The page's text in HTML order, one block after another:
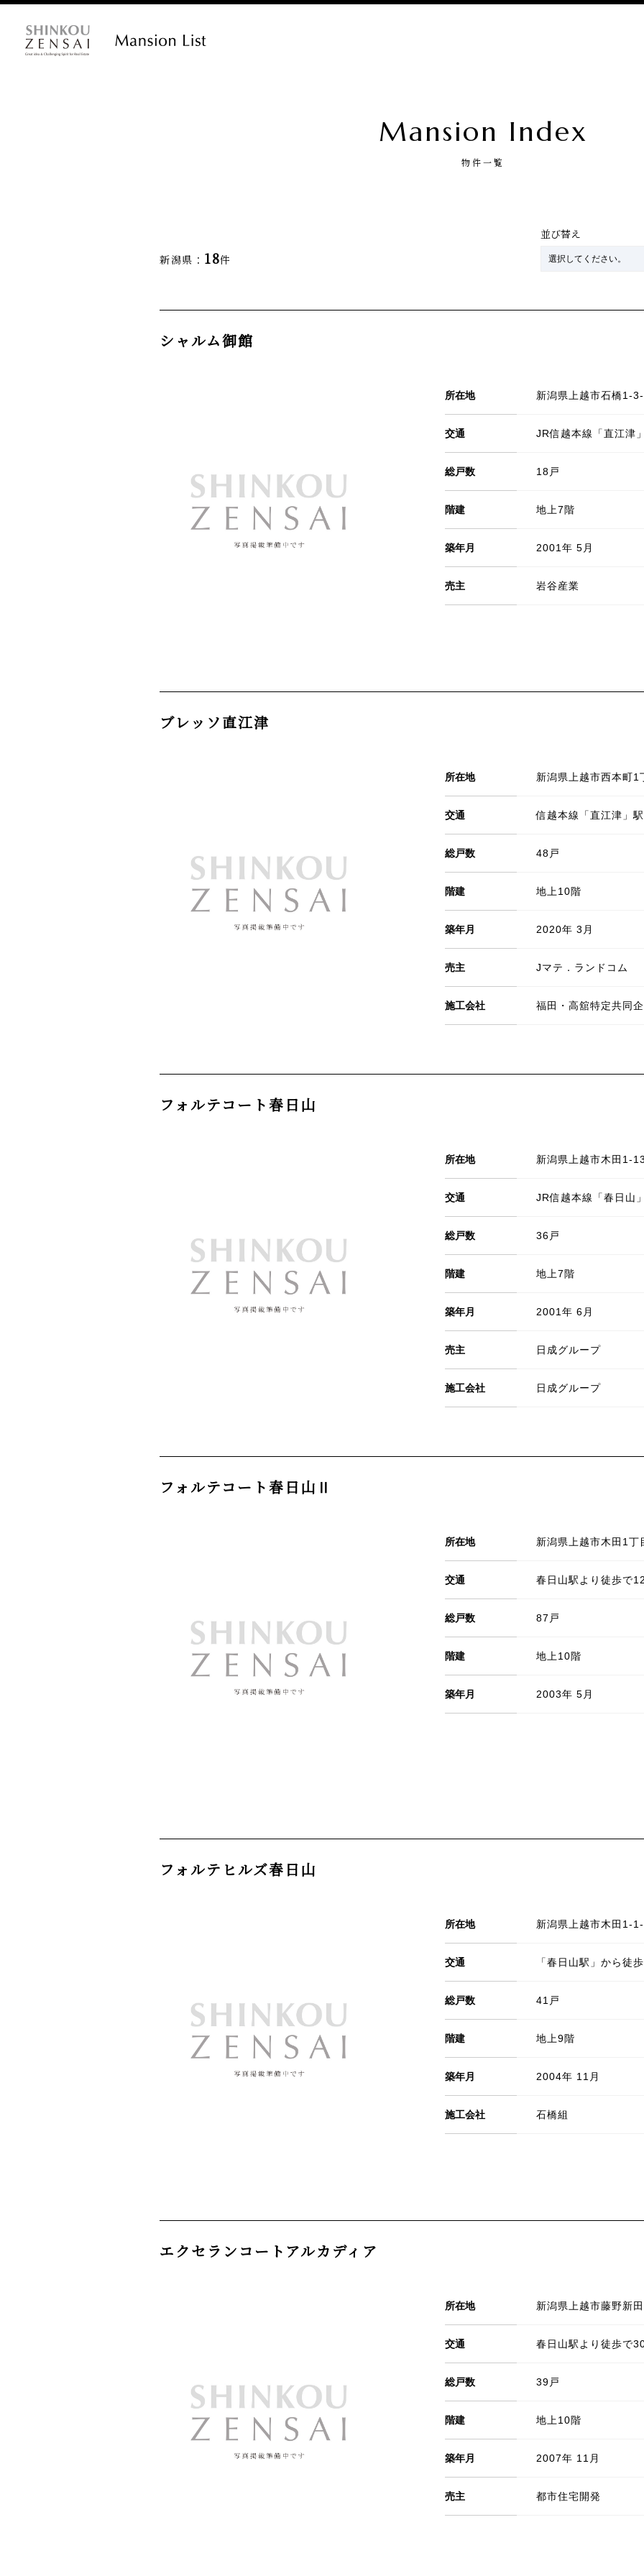
Mansion Index
物件一覧
新潟県： 18件
並び替え
シャルム御館
所在地 新潟県上越市石橋1-
交通 JR信越本線「直江津
総戸数 18戸
階建 地上7階
築年月 2001年 5月
売主 岩谷産業
ブレッソ直江津
所在地 新潟県上越市西本町1
交通 信越本線「直江津」
総戸数 48戸
階建 地上10階
築年月 2020年 3月
売主 Jマテ．ランドコム
施工会社 福田・高舘特定共同
フォルテコート春日山
所在地 新潟県上越市木田1-
交通 JR信越本線「春日山
総戸数 36戸
階建 地上7階
築年月 2001年 6月
売主 日成グループ
施工会社 日成グループ
フォルテコート春日山Ⅱ
所在地 新潟県上越市木田1丁
交通 春日山駅より徒歩で
総戸数 87戸
階建 地上10階
築年月 2003年 5月
フォルテヒルズ春日山
所在地 新潟県上越市木田1-
交通 「春日山駅」から徒
総戸数 41戸
階建 地上9階
築年月 2004年 11月
施工会社 石橋組
エクセランコートアルカディア
所在地 新潟県上越市藤野新
交通 春日山駅より徒歩で
総戸数 39戸
階建 地上10階
築年月 2007年 11月
売主 都市住宅開発